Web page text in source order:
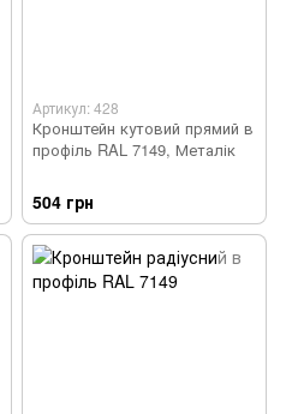
Артикул: 428
Кронштейн кутовий прямий в
профіль RAL 7149, Металік
504 грн